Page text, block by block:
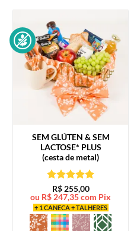
SEM GLÚTEN & SEM
LACTOSE* PLUS
(cesta de metal)
Avaliação5
de 5
R$255,00
ou R$247,35com Pix
+ 1 CANECA + TALHERES